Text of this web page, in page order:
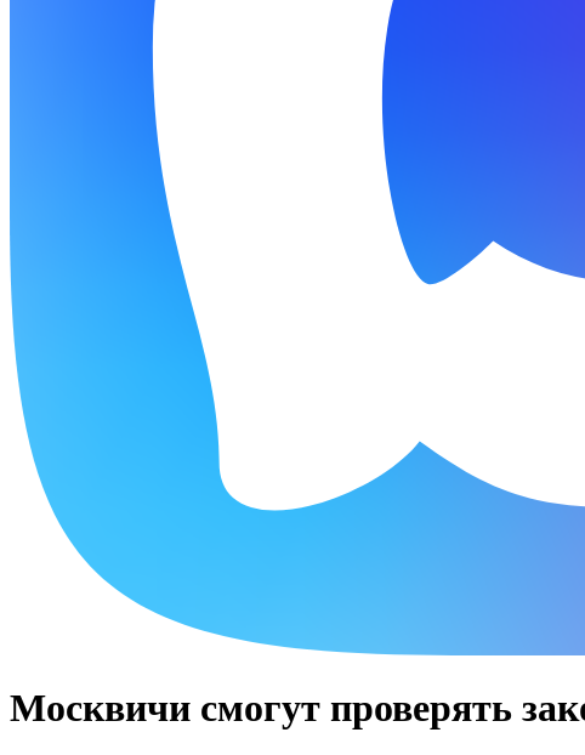
Москвичи смогут проверять